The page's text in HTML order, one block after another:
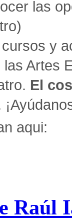
las
y
Artes
El
aqui: